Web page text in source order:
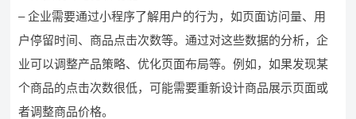
– 企业需要通过小程序了解用户的行为，如页面访问量、用
户停留时间、商品点击次数等。通过对这些数据的分析，企
业可以调整产品策略、优化页面布局等。例如，如果发现某
个商品的点击次数很低，可能需要重新设计商品展示页面或
者调整商品价格。